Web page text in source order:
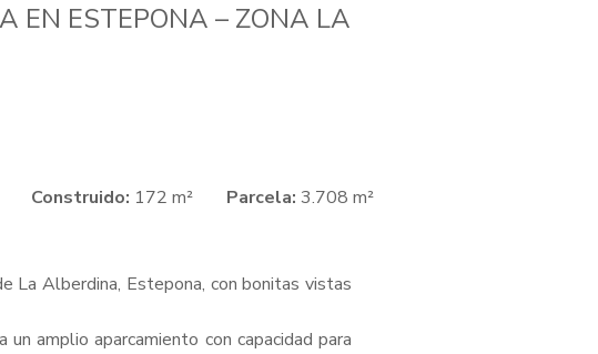
EN ESTEPONA – ZONA LA
Construido: 172 m² Parcela: 3.708 m²
La Alberdina, Estepona, con bonitas vistas
amplio aparcamiento con capacidad para